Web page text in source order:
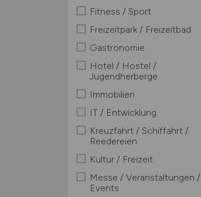
Fitness / Sport
Freizeitpark / Freizeitbad
Gastronomie
Hotel / Hostel /
Jugendherberge
Immobilien
IT / Entwicklung
Kreuzfahrt / Schiffahrt /
Reedereien
Kultur / Freizeit
Messe / Veranstaltungen /
Events